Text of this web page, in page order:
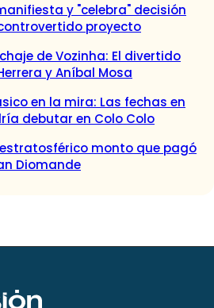
y "celebra" decisión
proyecto
de Vozinha: El divertido
y Aníbal Mosa
en la mira: Las fechas en
debutar en Colo Colo
monto que pagó
Diomande